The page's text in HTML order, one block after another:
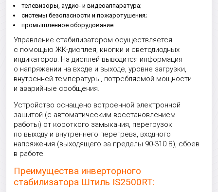
телевизоры, аудио- и видеоаппаратура;
системы безопасности и пожаротушения;
промышленное оборудование.
Управление стабилизатором осуществляется
с помощью ЖК-дисплея, кнопки и светодиодных
индикаторов. На дисплей выводится информация
о напряжении на входе и выходе, уровне загрузки,
внутренней температуры, потребляемой мощности
и аварийные сообщения.
Устройство оснащено встроенной электронной
защитой (с автоматическим восстановлением
работы) от короткого замыкания, перегрузок
по выходу и внутреннего перегрева, входного
напряжения (выходящего за пределы 90-310 В), сбоев
в работе.
Преимущества инверторного
стабилизатора Штиль IS2500RT: